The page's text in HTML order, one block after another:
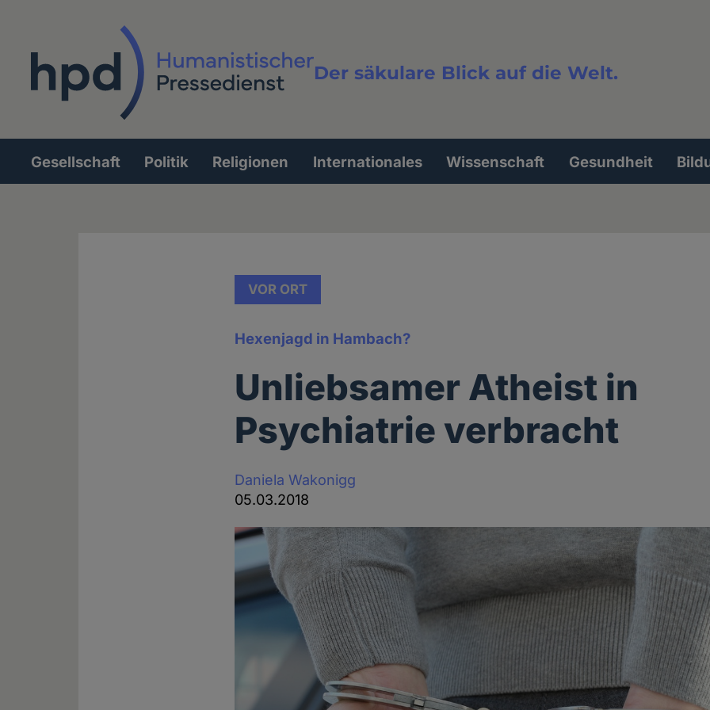
Der säkulare Blick auf die Welt.
Volltextsuche
Hauptnavigation
Gesellschaft Politik Religionen Internationales Wissenschaft Gesundheit
VOR ORT
Hexenjagd in Hambach?
Unliebsamer Atheist in
Psychiatrie verbracht
Daniela Wakonigg
05.03.2018